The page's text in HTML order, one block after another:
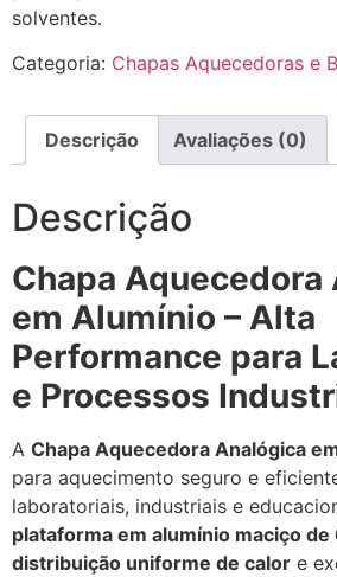
solventes.
Categoria: Chapas Aquecedoras e
Descrição Avaliações (0)
Descrição
Chapa Aquecedora
em Alumínio – Alta
Performance para
e Processos
A Chapa Aquecedora Analógica
para aquecimento seguro e
laboratoriais, industriais e
plataforma em alumínio maciço de
distribuição uniforme de calor e